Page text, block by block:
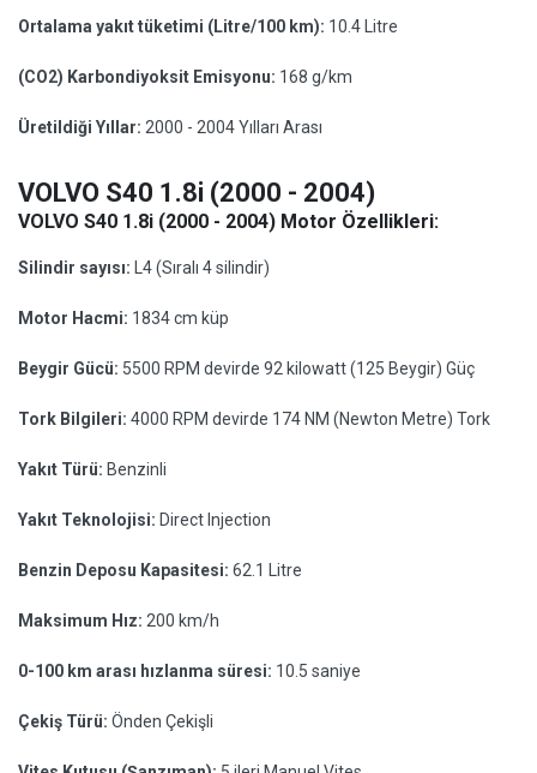
Ortalama yakıt tüketimi (Litre/100 km): 10.4 Litre
(CO2) Karbondiyoksit Emisyonu: 168 g/km
Üretildiği Yıllar: 2000 - 2004 Yılları Arası
VOLVO S40 1.8i (2000 - 2004)
VOLVO S40 1.8i (2000 - 2004) Motor Özellikleri:
Silindir sayısı: L4 (Sıralı 4 silindir)
Motor Hacmi: 1834 cm küp
Beygir Gücü: 5500 RPM devirde 92 kilowatt (125 Beygir) Güç
Tork Bilgileri: 4000 RPM devirde 174 NM (Newton Metre) Tork
Yakıt Türü: Benzinli
Yakıt Teknolojisi: Direct Injection
Benzin Deposu Kapasitesi: 62.1 Litre
Maksimum Hız: 200 km/h
0-100 km arası hızlanma süresi: 10.5 saniye
Çekiş Türü: Önden Çekişli